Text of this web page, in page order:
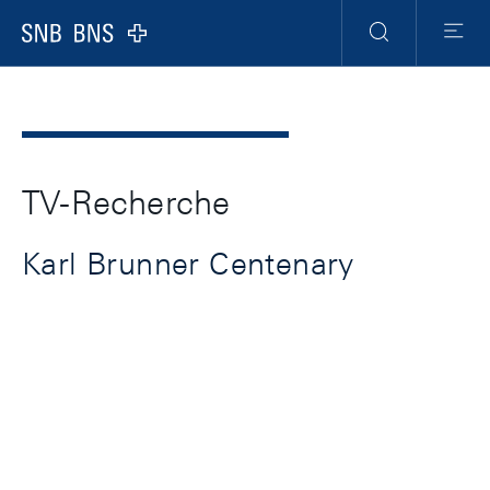
Logo
Navigation
RechercheMenu
TV-Recherche
Karl Brunner Centenary